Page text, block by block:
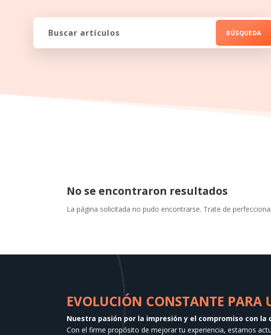
No se encontraron resultados
La página solicitada no pudo encontrarse. Trate de
EVOLUCIÓN CONSTANTE PARA
Nuestra pasión por la impresión y el compromiso con la
Con el firme propósito de mejorar tu experiencia, estamos